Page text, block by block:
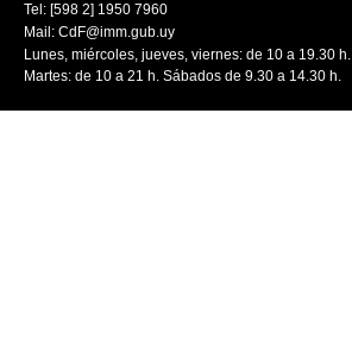
Tel: [598 2] 1950 7960
Mail: CdF@imm.gub.uy
Lunes, miércoles, jueves, viernes: de 10 a 19.30 h.
Martes: de 10 a 21 h. Sábados de 9.30 a 14.30 h.